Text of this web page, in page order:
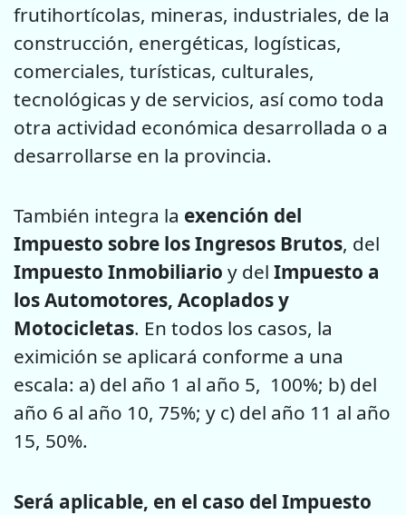
frutihortícolas, mineras, industriales, de la
construcción, energéticas, logísticas,
comerciales, turísticas, culturales,
tecnológicas y de servicios, así como toda
otra actividad económica desarrollada o a
desarrollarse en la provincia.
También integra la exención del
Impuesto sobre los Ingresos Brutos, del
Impuesto Inmobiliario y del Impuesto a
los Automotores, Acoplados y
Motocicletas. En todos los casos, la
eximición se aplicará conforme a una
escala: a) del año 1 al año 5, 100%; b) del
año 6 al año 10, 75%; y c) del año 11 al año
15, 50%.
Será aplicable, en el caso del Impuesto